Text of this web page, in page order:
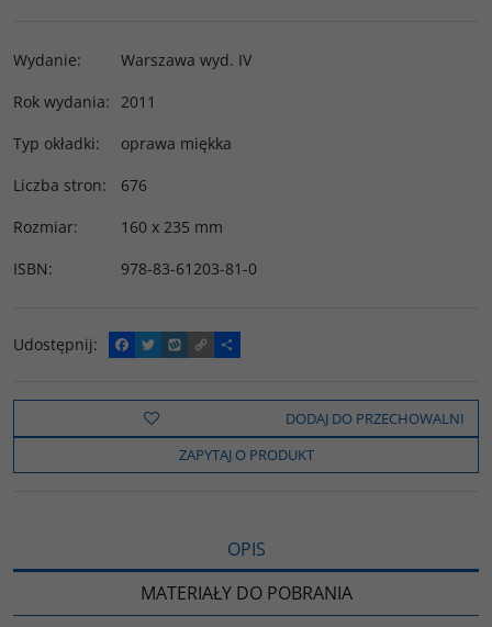
Wydanie:
Warszawa wyd. IV
Rok wydania: 2011
Typ okładki:
oprawa miękka
Liczba stron:
676
Rozmiar:
160 x 235 mm
ISBN: 978-83-61203-81-0
Udostępnij:
F
a
e
o
k
T
w
t
t
e
W
y
o
C
o
y
i
n
k
P
o
z
e
l
s
DODAJ DO PRZECHOWALNI
ZAPYTAJ O PRODUKT
OPIS
MATERIAŁY DO POBRANIA